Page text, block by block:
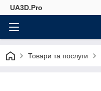
UA3D.Pro
Товари та послуги